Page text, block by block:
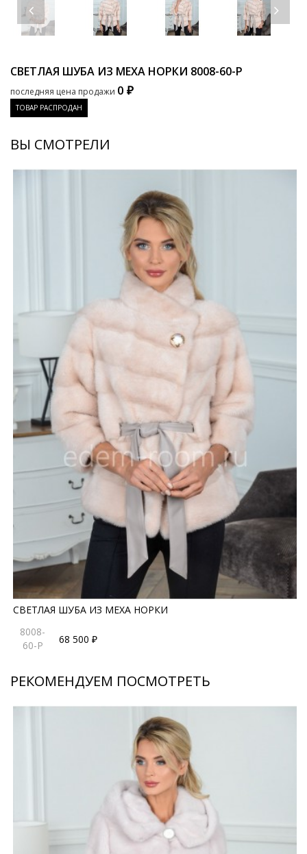
СВЕТЛАЯ ШУБА ИЗ МЕХА НОРКИ 8008-60-P
последняя цена продажи 0 ₽
ТОВАР РАСПРОДАН
ВЫ СМОТРЕЛИ
СВЕТЛАЯ ШУБА ИЗ МЕХА НОРКИ
8008-
60-P
68 500 ₽
РЕКОМЕНДУЕМ ПОСМОТРЕТЬ